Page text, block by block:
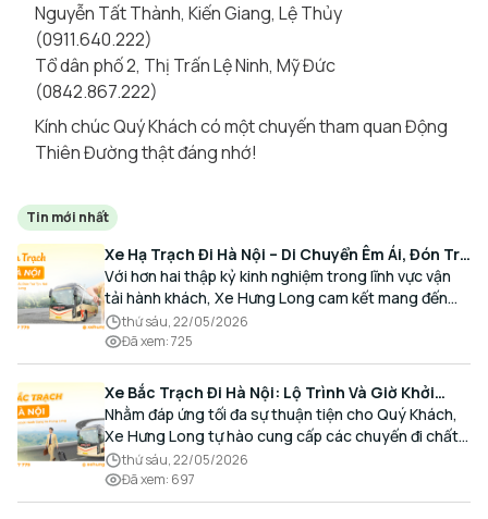
Nguyễn Tất Thành, Kiến Giang, Lệ Thủy
(0911.640.222)
Tổ dân phố 2, Thị Trấn Lệ Ninh, Mỹ Đức
(0842.867.222)
Kính chúc Quý Khách có một chuyến tham quan Động
Thiên Đường thật đáng nhớ!
Tin mới nhất
Xe Hạ Trạch Đi Hà Nội – Di Chuyển Êm Ái, Đón Trả
Tận Nơi Cùng Xe Hưng Long
Với hơn hai thập kỷ kinh nghiệm trong lĩnh vực vận
tải hành khách, Xe Hưng Long cam kết mang đến
cho Quý Khách một hành trình di chuyển trọn vẹn,
thoải mái và đúng giờ.
thứ sáu, 22/05/2026
Đã xem:725
Xe Bắc Trạch Đi Hà Nội: Lộ Trình Và Giờ Khởi
Hành Cùng Xe Hưng Long
Nhằm đáp ứng tối đa sự thuận tiện cho Quý Khách,
Xe Hưng Long tự hào cung cấp các chuyến đi chất
lượng cao, an toàn với lịch trình linh hoạt mỗi ngày.
thứ sáu, 22/05/2026
Đã xem: 697